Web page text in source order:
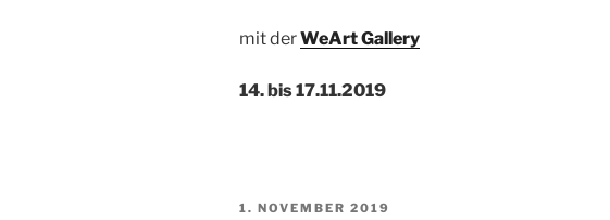
mit derWeArt Gallery
14. bis 17.11.2019
VERÖFFENTLICHT
1. NOVEMBER 2019